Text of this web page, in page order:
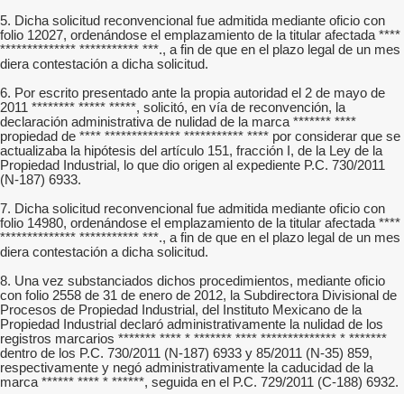
5. Dicha solicitud reconvencional fue admitida mediante oficio con
folio 12027, ordenándose el emplazamiento de la titular afectada ****
************** *********** ***., a fin de que en el plazo legal de un mes
diera contestación a dicha solicitud.
6. Por escrito presentado ante la propia autoridad el 2 de mayo de
2011 ******** ***** *****, solicitó, en vía de reconvención, la
declaración administrativa de nulidad de la marca ******* ****
propiedad de **** ************** *********** **** por considerar que se
actualizaba la hipótesis del artículo 151, fracción I, de la Ley de la
Propiedad Industrial, lo que dio origen al expediente P.C. 730/2011
(N-187) 6933.
7. Dicha solicitud reconvencional fue admitida mediante oficio con
folio 14980, ordenándose el emplazamiento de la titular afectada ****
************** *********** ***., a fin de que en el plazo legal de un mes
diera contestación a dicha solicitud.
8. Una vez substanciados dichos procedimientos, mediante oficio
con folio 2558 de 31 de enero de 2012, la Subdirectora Divisional de
Procesos de Propiedad Industrial, del Instituto Mexicano de la
Propiedad Industrial declaró administrativamente la nulidad de los
registros marcarios ******* **** * ******* **** ************** * *******
dentro de los P.C. 730/2011 (N-187) 6933 y 85/2011 (N-35) 859,
respectivamente y negó administrativamente la caducidad de la
marca ****** **** * ******, seguida en el P.C. 729/2011 (C-188) 6932.